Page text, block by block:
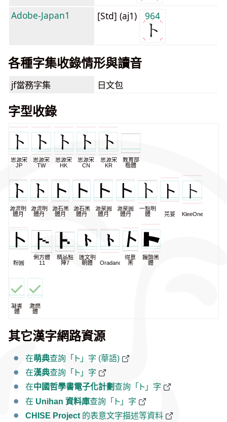
Adobe-Japan1 [Std] (aj1) 964
各種字集收錄情形與讀音
jf當務字集 日文包
字型收錄
思源宋
JP
思源宋
TW
思源宋
HK
思源宋
CN
思源宋
KR
教育部
楷體
源流明
體月
源流明
體丹
源石黑
體月
源石黑
體丹
源泉圓
體月
源泉圓
體丹
一點明
體
芫荽 KleeOne
粉圓
俐方體
11
精品點
陣7
匯文明
朝體
Oradano
得意
黑
饅頭黑
體
凝書
體
激燃
體
其它漢字網路資源
在萌典查詢「ト」字 (華語)
在漢典查詢「ト」字
在中國哲學書電子化計劃查詢「ト」字
在 Unihan 資料庫查詢「ト」字
CHISE Project 的表意文字描述等資料